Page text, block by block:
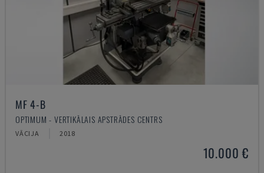
MF 4-B
OPTIMUM - VERTIKĀLAIS APSTRĀDES CENTRS
VĀCIJA 2018
10.000 €